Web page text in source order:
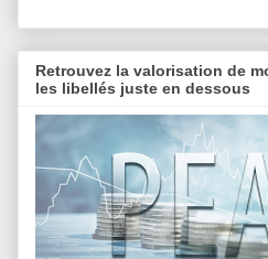
Retrouvez la valorisation de
les libellés juste en dessous